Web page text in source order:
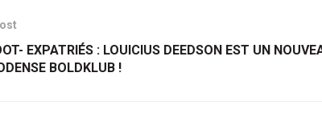
EXPATRIÉS : LOUICIUS DEEDSON EST UN
BOLDKLUB !